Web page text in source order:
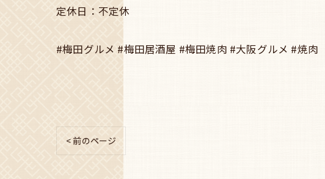
定休日：不定休
#梅田グルメ #梅田居酒屋 #梅田焼肉 #大阪グルメ #焼肉
< 前のページ